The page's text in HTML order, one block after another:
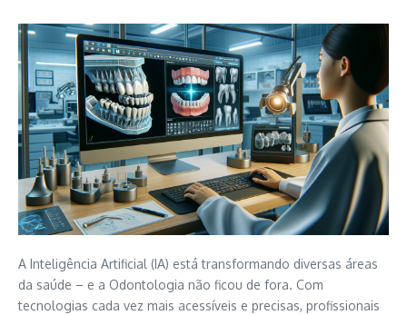
A Inteligência Artificial (IA) está transformando diversas áreas
da saúde – e a Odontologia não ficou de fora. Com
tecnologias cada vez mais acessíveis e precisas, profissionais